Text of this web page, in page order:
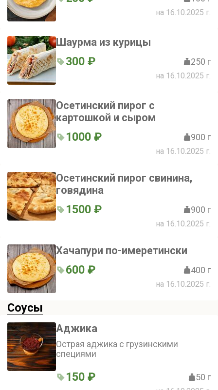
на 16.10.2025 г.
Шаурма из курицы
300 ₽ 250 г
на 16.10.2025 г.
Осетинский пирог с
картошкой и сыром
1000 ₽ 900 г
на 16.10.2025 г.
Осетинский пирог свинина,
говядина
1500 ₽ 900 г
на 16.10.2025 г.
Хачапури по-имеретински
600 ₽ 400 г
на 16.10.2025 г.
Соусы
Аджика
Острая аджика с грузинскими
специями
150 ₽ 50 г